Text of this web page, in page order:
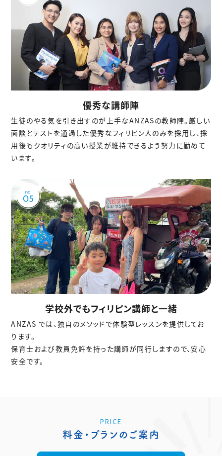
優秀な講師陣
生徒のやる気を引き出すのが上手なANZASの教師陣。厳しい
面談とテストを通過した優秀なフィリピン人のみを採用し、採
用後もクオリティの高い授業が維持できるよう努力に勤めて
います。
学校外でもフィリピン講師と一緒
ANZAS では、独自のメソッドで体験型レッスンを提供してお
ります。
保育士および教員免許を持った講師が同行しますので、安心
安全です。
PRICE
料金・プランのご案内